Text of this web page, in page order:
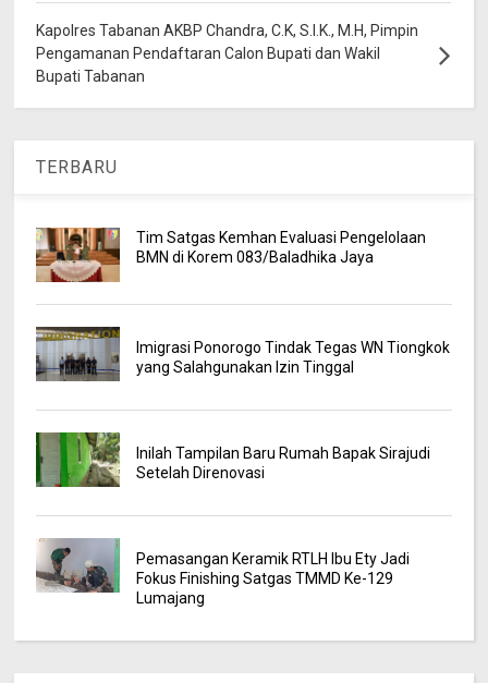
Kapolres Tabanan AKBP Chandra, C.K, S.I.K., M.H, Pimpin
Pengamanan Pendaftaran Calon Bupati dan Wakil
Bupati Tabanan
TERBARU
Tim Satgas Kemhan Evaluasi Pengelolaan
BMN di Korem 083/Baladhika Jaya
Imigrasi Ponorogo Tindak Tegas WN Tiongkok
yang Salahgunakan Izin Tinggal
Inilah Tampilan Baru Rumah Bapak Sirajudi
Setelah Direnovasi
Pemasangan Keramik RTLH Ibu Ety Jadi
Fokus Finishing Satgas TMMD Ke-129
Lumajang